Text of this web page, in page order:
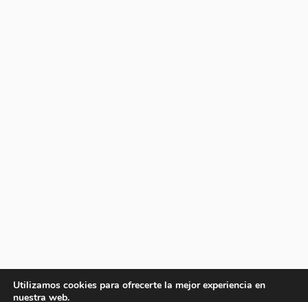
Utilizamos cookies para ofrecerte la mejor experiencia en
nuestra web.